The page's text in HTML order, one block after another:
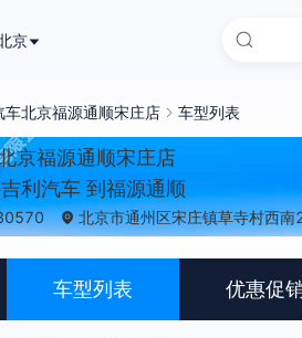
京
车北京福源通顺宋庄店 车型列表
京福源通顺宋庄店
利汽车 到福源通顺
北京市通州区宋庄镇草寺村西
车型列表 优惠促